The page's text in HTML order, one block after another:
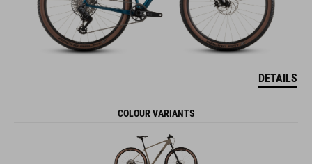
DETAILS
COLOUR VARIANTS